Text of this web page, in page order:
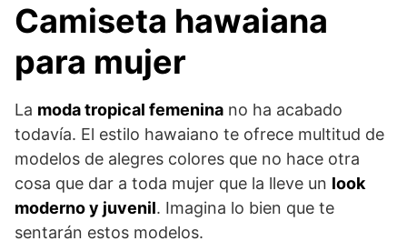
Camiseta hawaiana
para mujer
La moda tropical femenina no ha acabado
todavía. El estilo hawaiano te ofrece multitud de
modelos de alegres colores que no hace otra
cosa que dar a toda mujer que la lleve un look
moderno y juvenil. Imagina lo bien que te
sentarán estos modelos.